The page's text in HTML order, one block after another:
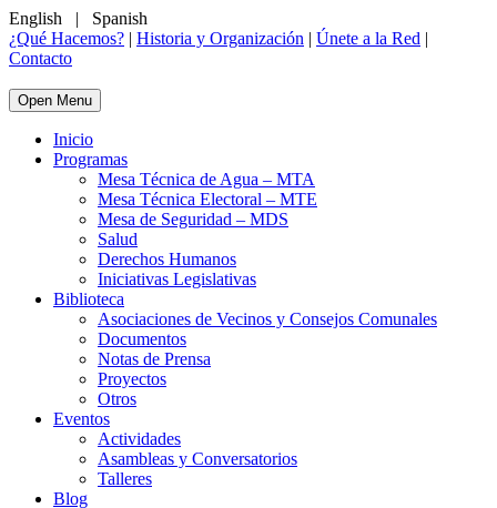
English |
Spanish
¿Qué Hacemos? | Historia y Organización | Únete a la Red |
Contacto
Open Menu
Inicio
Programas
Mesa Técnica de Agua – MTA
Mesa Técnica Electoral – MTE
Mesa de Seguridad – MDS
Salud
Derechos Humanos
Iniciativas Legislativas
Biblioteca
Asociaciones de Vecinos y Consejos Comunales
Documentos
Notas de Prensa
Proyectos
Otros
Eventos
Actividades
Asambleas y Conversatorios
Talleres
Blog